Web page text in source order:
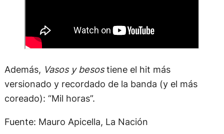
Además, Vasos y besostiene el hit más
versionado y recordado de la banda (y el más
coreado): “Mil horas”.
Fuente: Mauro Apicella, La Nación